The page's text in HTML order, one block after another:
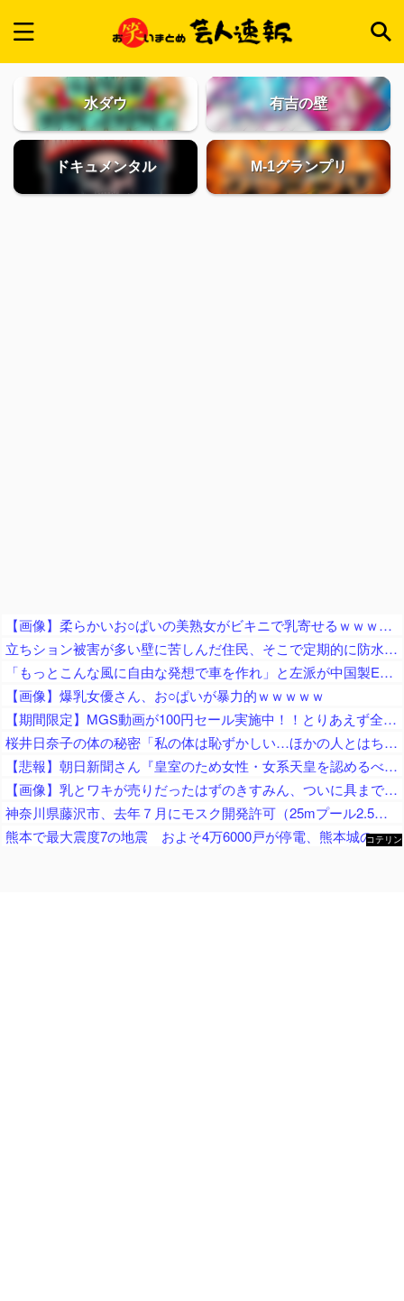
水ダウ 有吉の壁
ドキュメンタル M-1グランプリ
【画像】柔らかいお○ぱいの美熟女がビキニで乳寄せるｗｗｗｗｗｗｗｗｗｗ
立ちション被害が多い壁に苦しんだ住民、そこで定期的に防水スプレーを吹きかけておいた結果……
「もっとこんな風に自由な発想で車を作れ」と左派が中国製EVを絶賛、だがそのシステムは日本が40年前に……
【画像】爆乳女優さん、お○ぱいが暴力的ｗｗｗｗｗ
【期間限定】MGS動画が100円セール実施中！！とりあえず全部買うやろｗｗｗｗｗ
桜井日奈子の体の秘密「私の体は恥ずかしい…ほかの人とはちょっと変わってるの」
【悲報】朝日新聞さん『皇室のため女性・女系天皇を認めるべき！』から『天皇制、なぜ続けるのか問う』『そもそも皇室必要なのか？』とついに本音をポロリ ｗｗｗｗｗｗｗ
【画像】乳とワキが売りだったはずのきすみん、ついに具まで売り出すｗｗｗｗｗ
神奈川県藤沢市、去年７月にモスク開発許可（25mプール2.5個分くらいのサイズ） → 反対署名3万人超、藤沢市議会にモスク反対の請願・陳情が40件以上 → 市議会、すべて否決
熊本で最大震度7の地震 およそ4万6000戸が停電、熊本城の石垣が崩れたとの情報 川内・玄海原発に異常なし、通常運転継続中 生放送中だったジャパネットさん、ヘルメット被って地震情報を伝える
コテリン